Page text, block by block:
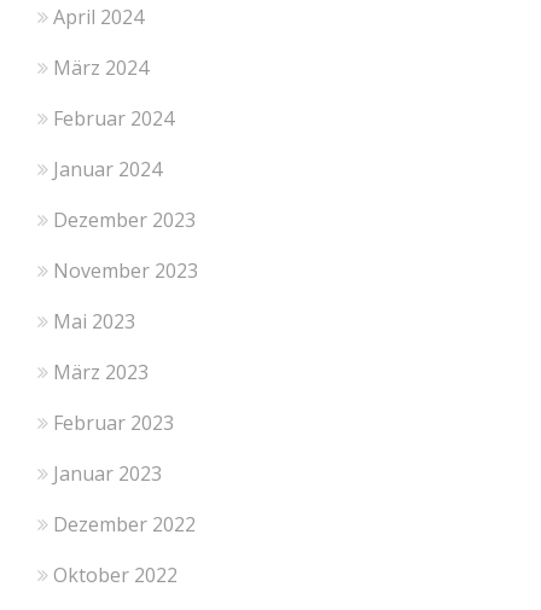
April 2024
März 2024
Februar 2024
Januar 2024
Dezember 2023
November 2023
Mai 2023
März 2023
Februar 2023
Januar 2023
Dezember 2022
Oktober 2022